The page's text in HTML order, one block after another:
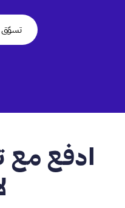
تسوّق
ادفع مع